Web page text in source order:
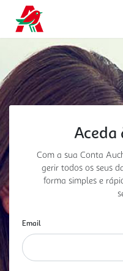
Aceda
Com a sua Conta
gerir todos os seus
forma simples e
Email